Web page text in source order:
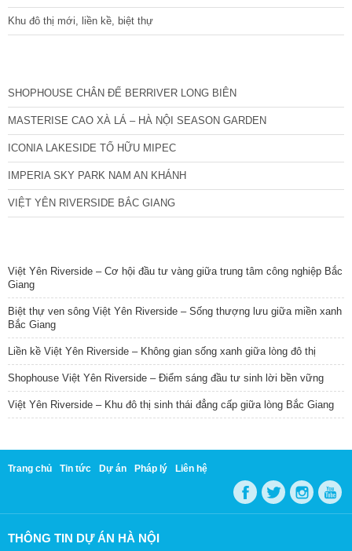
Khu đô thị mới, liền kề, biệt thự
SHOPHOUSE CHÂN ĐẾ BERRIVER LONG BIÊN
MASTERISE CAO XÀ LÁ – HÀ NỘI SEASON GARDEN
ICONIA LAKESIDE TỐ HỮU MIPEC
IMPERIA SKY PARK NAM AN KHÁNH
VIỆT YÊN RIVERSIDE BẮC GIANG
Việt Yên Riverside – Cơ hội đầu tư vàng giữa trung tâm công nghiệp Bắc
Giang
Biệt thự ven sông Việt Yên Riverside – Sống thượng lưu giữa miền xanh
Bắc Giang
Liền kề Việt Yên Riverside – Không gian sống xanh giữa lòng đô thị
Shophouse Việt Yên Riverside – Điểm sáng đầu tư sinh lời bền vững
Việt Yên Riverside – Khu đô thị sinh thái đẳng cấp giữa lòng Bắc Giang
Trang chủ Tin tức Dự án Pháp lý Liên hệ
THÔNG TIN DỰ ÁN HÀ NỘI